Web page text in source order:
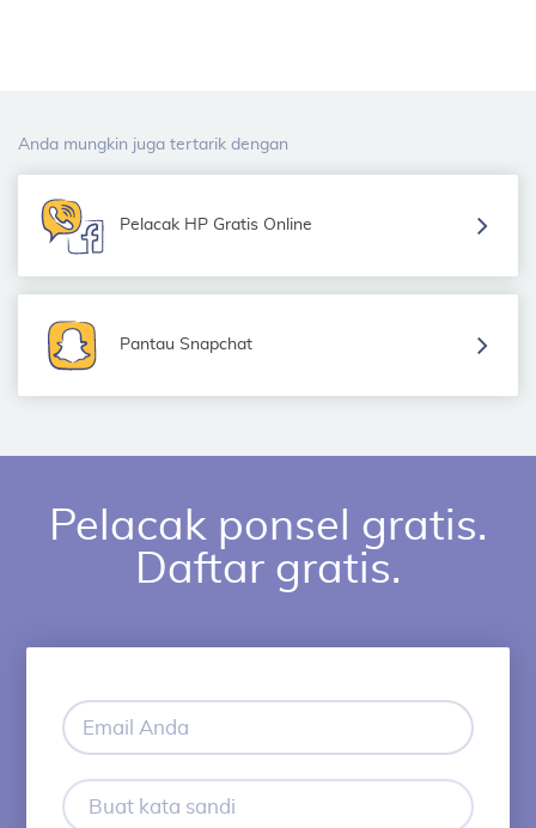
Anda mungkin juga tertarik dengan
Pelacak HP Gratis Online
Pantau Snapchat
Pelacak ponsel gratis.
Daftar gratis.